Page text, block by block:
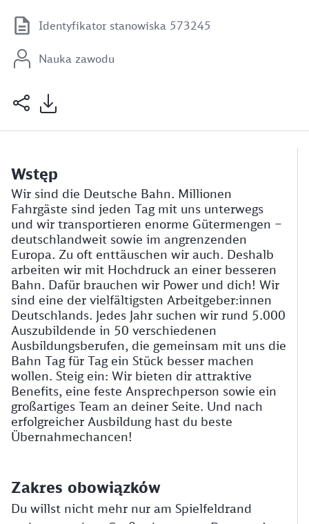
Identyfikator stanowiska 573245
Nauka zawodu
Wstęp
Wir sind die Deutsche Bahn. Millionen
Fahrgäste sind jeden Tag mit uns unterwegs
und wir transportieren enorme Gütermengen –
deutschlandweit sowie im angrenzenden
Europa. Zu oft enttäuschen wir auch. Deshalb
arbeiten wir mit Hochdruck an einer besseren
Bahn. Dafür brauchen wir Power und dich! Wir
sind eine der vielfältigsten Arbeitgeber:innen
Deutschlands. Jedes Jahr suchen wir rund 5.000
Auszubildende in 50 verschiedenen
Ausbildungsberufen, die gemeinsam mit uns die
Bahn Tag für Tag ein Stück besser machen
wollen. Steig ein: Wir bieten dir attraktive
Benefits, eine feste Ansprechperson sowie ein
großartiges Team an deiner Seite. Und nach
erfolgreicher Ausbildung hast du beste
Übernahmechancen!
Zakres obowiązków
Du willst nicht mehr nur am Spielfeldrand